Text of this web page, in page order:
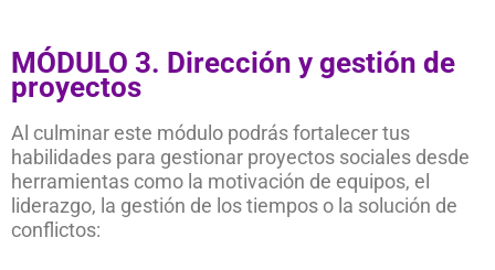
MÓDULO 3. Dirección y gestión de
proyectos
Al culminar este módulo podrás fortalecer tus
habilidades para gestionar proyectos sociales desde
herramientas como la motivación de equipos, el
liderazgo, la gestión de los tiempos o la solución de
conflictos: